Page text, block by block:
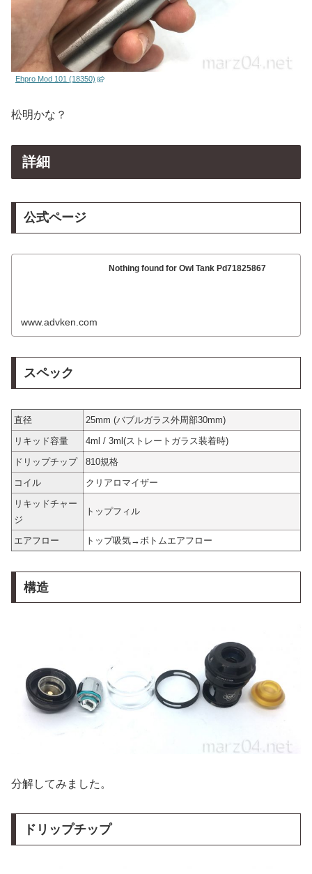
Ehpro Mod 101 (18350)
松明かな？
詳細
公式ページ
Nothing found for Owl Tank Pd71825867
www.advken.com
スペック
直径
25mm (バブルガラス外周部30mm)
リキッド容量
4ml / 3ml(ストレートガラス装着時)
ドリップチップ
810規格
コイル
クリアロマイザー
リキッドチャー
ジ
トップフィル
エアフロー トップ吸気→ボトムエアフロー
構造
分解してみました。
ドリップチップ